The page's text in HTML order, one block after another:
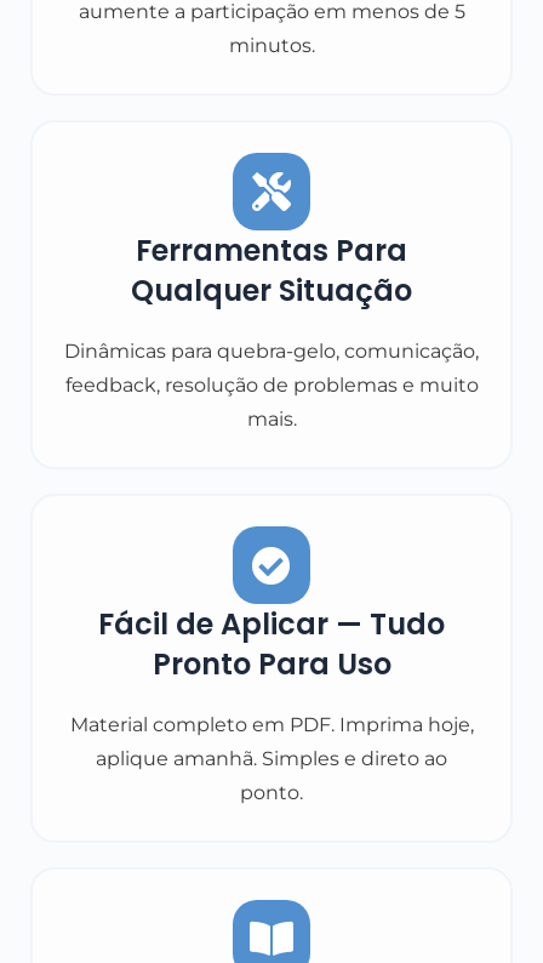
aumente a participação em menos de 5
minutos.
Ferramentas Para
Qualquer Situação
Dinâmicas para quebra-gelo, comunicação,
feedback, resolução de problemas e muito
mais.
Fácil de Aplicar — Tudo
Pronto Para Uso
Material completo em PDF. Imprima hoje,
aplique amanhã. Simples e direto ao
ponto.